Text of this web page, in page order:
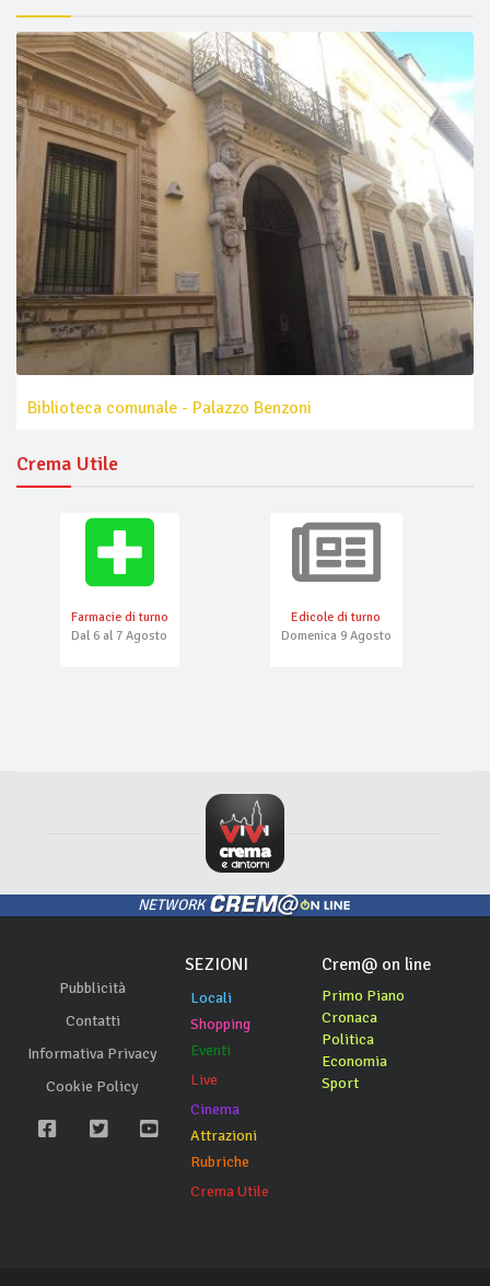
Biblioteca comunale - Palazzo Benzoni
Crema Utile
Farmacie di turno
Dal 6 al 7 Agosto
Edicole di turno
Domenica 9 Agosto
NETWORK
Pubblicità
Contatti
Informativa Privacy
Cookie Policy
SEZIONI
Locali
Shopping
Eventi
Live
Cinema
Attrazioni
Rubriche
Crema Utile
Crem@ on line
Primo Piano
Cronaca
Politica
Economia
Sport